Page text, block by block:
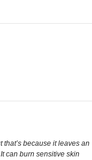
because it leaves an
can burn sensitive skin